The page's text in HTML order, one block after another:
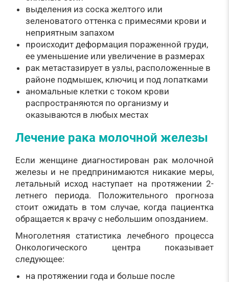
выделения из соска желтого или
зеленоватого оттенка с примесями крови и
неприятным запахом
происходит деформация пораженной груди,
ее уменьшение или увеличение в размерах
рак метастазирует в узлы, расположенные в
районе подмышек, ключиц и под лопатками
аномальные клетки с током крови
распространяются по организму и
оказываются в любых местах
Лечение рака молочной железы
Если женщине диагностирован рак молочной
железы и не предпринимаются никакие меры,
летальный исход наступает на протяжении 2-
летнего периода. Положительного прогноза
стоит ожидать в том случае, когда пациентка
обращается к врачу с небольшим опозданием.
Многолетняя статистика лечебного процесса
Онкологического центра показывает
следующее:
на протяжении года и больше после